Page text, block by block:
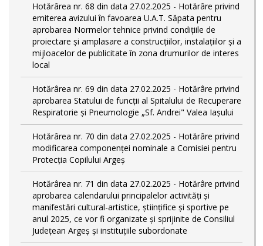
Hotărârea nr. 68 din data 27.02.2025 - Hotărâre privind
emiterea avizului în favoarea U.A.T. Săpata pentru
aprobarea Normelor tehnice privind condiţiile de
proiectare şi amplasare a construcţiilor, instalaţiilor şi a
mijloacelor de publicitate în zona drumurilor de interes
local
Hotărârea nr. 69 din data 27.02.2025 - Hotărâre privind
aprobarea Statului de funcţii al Spitalului de Recuperare
Respiratorie și Pneumologie „Sf. Andrei" Valea Iașului
Hotărârea nr. 70 din data 27.02.2025 - Hotărâre privind
modificarea componenței nominale a Comisiei pentru
Protecția Copilului Argeș
Hotărârea nr. 71 din data 27.02.2025 - Hotărâre privind
aprobarea calendarului principalelor activităţi şi
manifestări cultural-artistice, ştiinţifice şi sportive pe
anul 2025, ce vor fi organizate şi sprijinite de Consiliul
Judeţean Argeş şi instituţiile subordonate